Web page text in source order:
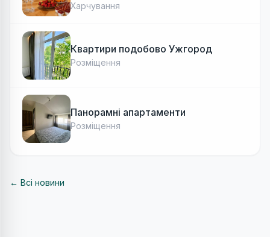
Харчування
Квартири подобово Ужгород
Розміщення
Панорамні апартаменти
Розміщення
← Всі новини